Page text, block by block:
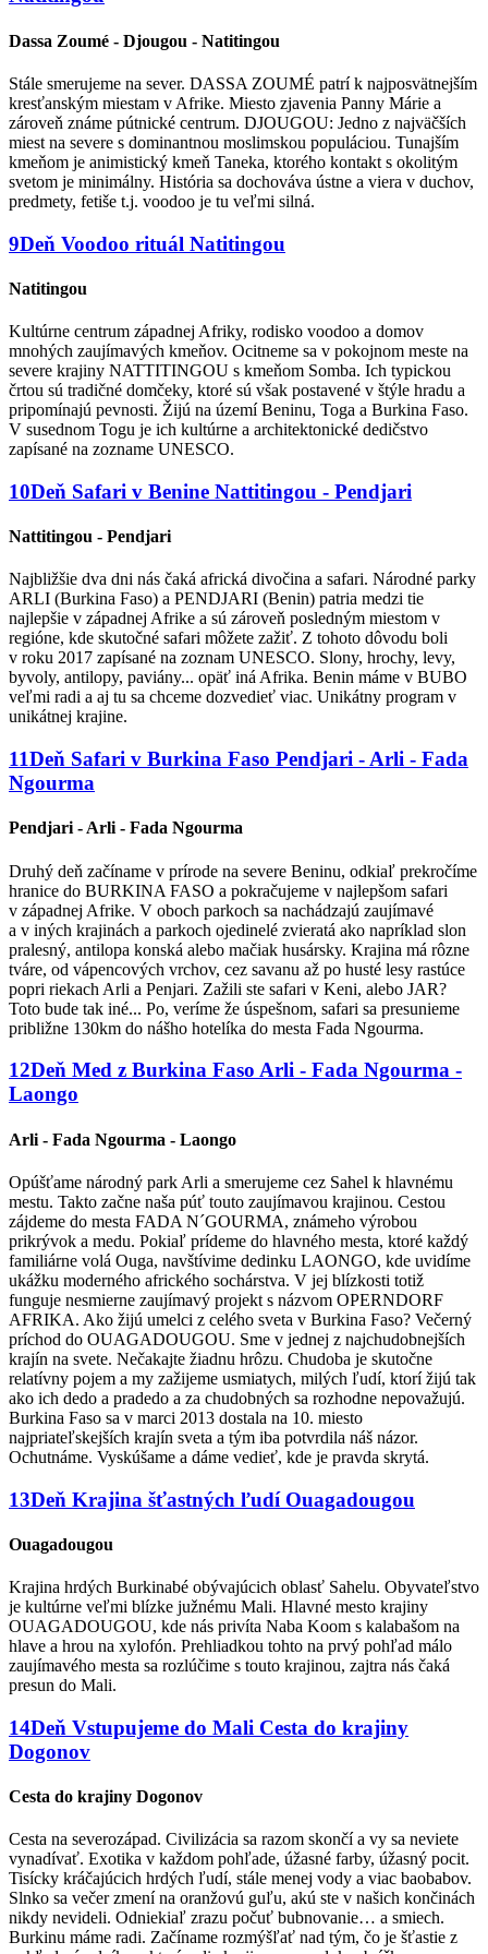
Dassa Zoumé - Djougou - Natitingou
Stále smerujeme na sever. DASSA ZOUMÉ patrí k najposvätnejším
kresťanským miestam v Afrike. Miesto zjavenia Panny Márie a
zároveň známe pútnické centrum. DJOUGOU: Jedno z najväčších
miest na severe s dominantnou moslimskou populáciou. Tunajším
kmeňom je animistický kmeň Taneka, ktorého kontakt s okolitým
svetom je minimálny. História sa dochováva ústne a viera v duchov,
predmety, fetiše t.j. voodoo je tu veľmi silná.
9Deň Voodoo rituál Natitingou
Natitingou
Kultúrne centrum západnej Afriky, rodisko voodoo a domov
mnohých zaujímavých kmeňov. Ocitneme sa v pokojnom meste na
severe krajiny NATTITINGOU s kmeňom Somba. Ich typickou
črtou sú tradičné domčeky, ktoré sú však postavené v štýle hradu a
pripomínajú pevnosti. Žijú na území Beninu, Toga a Burkina Faso.
V susednom Togu je ich kultúrne a architektonické dedičstvo
zapísané na zozname UNESCO.
10Deň Safari v Benine Nattitingou - Pendjari
Nattitingou - Pendjari
Najbližšie dva dni nás čaká africká divočina a safari. Národné parky
ARLI (Burkina Faso) a PENDJARI (Benin) patria medzi tie
najlepšie v západnej Afrike a sú zároveň posledným miestom v
regióne, kde skutočné safari môžete zažiť. Z tohoto dôvodu boli
v roku 2017 zapísané na zoznam UNESCO. Slony, hrochy, levy,
byvoly, antilopy, paviány... opäť iná Afrika. Benin máme v BUBO
veľmi radi a aj tu sa chceme dozvedieť viac. Unikátny program v
unikátnej krajine.
11Deň Safari v Burkina Faso Pendjari - Arli - Fada
Ngourma
Pendjari - Arli - Fada Ngourma
Druhý deň začíname v prírode na severe Beninu, odkiaľ prekročíme
hranice do BURKINA FASO a pokračujeme v najlepšom safari
v západnej Afrike. V oboch parkoch sa nachádzajú zaujímavé
a v iných krajinách a parkoch ojedinelé zvieratá ako napríklad slon
pralesný, antilopa konská alebo mačiak husársky. Krajina má rôzne
tváre, od vápencových vrchov, cez savanu až po husté lesy rastúce
popri riekach Arli a Penjari. Zažili ste safari v Keni, alebo JAR?
Toto bude tak iné... Po, veríme že úspešnom, safari sa presunieme
približne 130km do nášho hotelíka do mesta Fada Ngourma.
12Deň Med z Burkina Faso Arli - Fada Ngourma -
Laongo
Arli - Fada Ngourma - Laongo
Opúšťame národný park Arli a smerujeme cez Sahel k hlavnému
mestu. Takto začne naša púť touto zaujímavou krajinou. Cestou
zájdeme do mesta FADA N´GOURMA, známeho výrobou
prikrývok a medu. Pokiaľ prídeme do hlavného mesta, ktoré každý
familiárne volá Ouga, navštívime dedinku LAONGO, kde uvidíme
ukážku moderného afrického sochárstva. V jej blízkosti totiž
funguje nesmierne zaujímavý projekt s názvom OPERNDORF
AFRIKA. Ako žijú umelci z celého sveta v Burkina Faso? Večerný
príchod do OUAGADOUGOU. Sme v jednej z najchudobnejších
krajín na svete. Nečakajte žiadnu hrôzu. Chudoba je skutočne
relatívny pojem a my zažijeme usmiatych, milých ľudí, ktorí žijú tak
ako ich dedo a pradedo a za chudobných sa rozhodne nepovažujú.
Burkina Faso sa v marci 2013 dostala na 10. miesto
najpriateľskejších krajín sveta a tým iba potvrdila náš názor.
Ochutnáme. Vyskúšame a dáme vedieť, kde je pravda skrytá.
13Deň Krajina šťastných ľudí Ouagadougou
Ouagadougou
Krajina hrdých Burkinabé obývajúcich oblasť Sahelu. Obyvateľstvo
je kultúrne veľmi blízke južnému Mali. Hlavné mesto krajiny
OUAGADOUGOU, kde nás privíta Naba Koom s kalabašom na
hlave a hrou na xylofón. Prehliadkou tohto na prvý pohľad málo
zaujímavého mesta sa rozlúčime s touto krajinou, zajtra nás čaká
presun do Mali.
14Deň Vstupujeme do Mali Cesta do krajiny
Dogonov
Cesta do krajiny Dogonov
Cesta na severozápad. Civilizácia sa razom skončí a vy sa neviete
vynadívať. Exotika v každom pohľade, úžasné farby, úžasný pocit.
Tisícky kráčajúcich hrdých ľudí, stále menej vody a viac baobabov.
Slnko sa večer zmení na oranžovú guľu, akú ste v našich končinách
nikdy nevideli. Odniekiaľ zrazu počuť bubnovanie… a smiech.
Burkinu máme radi. Začíname rozmýšľať nad tým, čo je šťastie z